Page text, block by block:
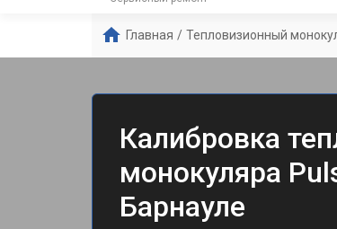
Главная / Тепловизионный
Калибровка
монокуляра
Барнауле